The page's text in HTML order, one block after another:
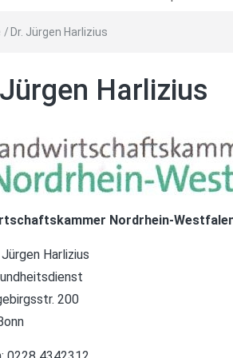
/ Dr. Jürgen Harlizius
Harlizius
Nordrhein-
Harlizius
200